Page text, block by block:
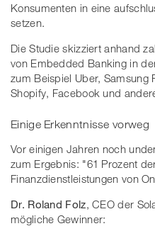
Konsumenten in eine
setzen.
Die Studie skizziert anhand
von Embedded Banking in
zum Beispiel Uber, Samsung
Shopify, Facebook und
Einige Erkenntnisse vorweg
Vor einigen Jahren noch
zum Ergebnis: "61 Prozent
Finanzdienstleistungen von
Dr. Roland Folz, CEO der
mögliche Gewinner: